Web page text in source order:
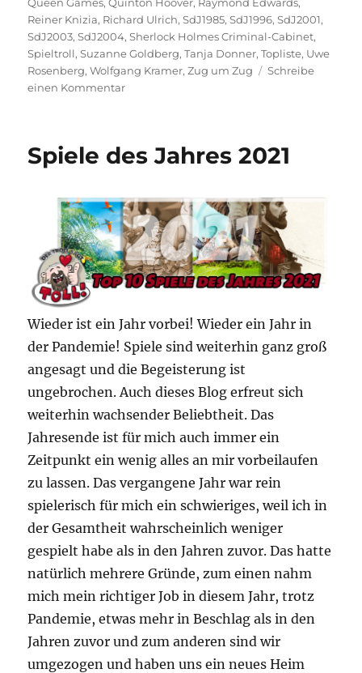
Reiner Knizia, Richard Ulrich,SdJ1985,SdJ1996,SdJ2001,
SdJ2003,SdJ2004,Sherlock Holmes Criminal-Cabinet,
Spieltroll,Suzanne Goldberg,Tanja Donner,Topliste, Uwe
Rosenberg,Wolfgang Kramer,Zug um Zug
Schreibe
einen Kommentarzu
von
Spiele des Jahres 2021
Wieder ist ein Jahr vorbei! Wieder ein Jahr in
der Pandemie! Spiele sind weiterhin ganz groß
angesagt und die Begeisterung ist
ungebrochen. Auch dieses Blog erfreut sich
weiterhin wachsender Beliebtheit. Das
Jahresende ist für mich auch immer ein
Zeitpunkt ein wenig alles an mir vorbeilaufen
zu lassen. Das vergangene Jahr war rein
spielerisch für mich ein schwieriges, weil ich in
der Gesamtheit wahrscheinlich weniger
gespielt habe als in den Jahren zuvor. Das hatte
natürlich mehrere Gründe, zum einen nahm
mich mein richtiger Job in diesem Jahr, trotz
Pandemie, etwas mehr in Beschlag als in den
Jahren zuvor und zum anderen sind wir
umgezogen und haben uns ein neues Heim